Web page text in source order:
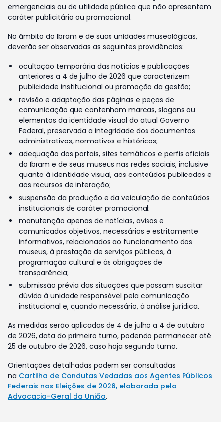
emergenciais ou de utilidade pública que não apresentem
caráter publicitário ou promocional.
No âmbito do Ibram e de suas unidades museológicas,
deverão ser observadas as seguintes providências:
ocultação temporária das notícias e publicações
anteriores a 4 de julho de 2026 que caracterizem
publicidade institucional ou promoção da gestão;
revisão e adaptação das páginas e peças de
comunicação que contenham marcas, slogans ou
elementos da identidade visual do atual Governo
Federal, preservada a integridade dos documentos
administrativos, normativos e históricos;
adequação dos portais, sites temáticos e perfis oficiais
do Ibram e de seus museus nas redes sociais, inclusive
quanto à identidade visual, aos conteúdos publicados e
aos recursos de interação;
suspensão da produção e da veiculação de conteúdos
institucionais de caráter promocional;
manutenção apenas de notícias, avisos e
comunicados objetivos, necessários e estritamente
informativos, relacionados ao funcionamento dos
museus, à prestação de serviços públicos, à
programação cultural e às obrigações de
transparência;
submissão prévia das situações que possam suscitar
dúvida à unidade responsável pela comunicação
institucional e, quando necessário, à análise jurídica.
As medidas serão aplicadas de 4 de julho a 4 de outubro
de 2026, data do primeiro turno, podendo permanecer até
25 de outubro de 2026, caso haja segundo turno.
Orientações detalhadas podem ser consultadas
na Cartilha de Condutas Vedadas aos Agentes Públicos
Federais nas Eleições de 2026, elaborada pela
Advocacia-Geral da União.